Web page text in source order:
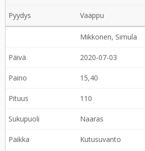
Vaappu
Mikkonen, Simula
2020-07-03
15,40
110
Naaras
Kutusuvanto